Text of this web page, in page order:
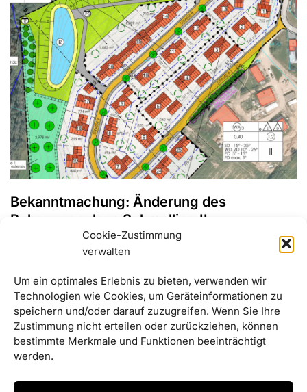
Cookie-Zustimmung
verwalten
Um ein optimales Erlebnis zu bieten, verwenden wir
Technologien wie Cookies, um Geräteinformationen zu
speichern und/oder darauf zuzugreifen. Wenn Sie Ihre
Zustimmung nicht erteilen oder zurückziehen, können
bestimmte Merkmale und Funktionen beeinträchtigt
werden.
Bekanntmachung: Änderung des
Bebauungsplans Schmelling II
Der Gemeinderat Haselbach hat in seiner Sitzung am
25.09.2025 die Änderung des Bebauungsplanes WA
Schmelling II mit Deckblatt Nr. 01 als Satzung beschlossen.
Die entsprechenden Unterlagen finden Sie hier zum
Download.